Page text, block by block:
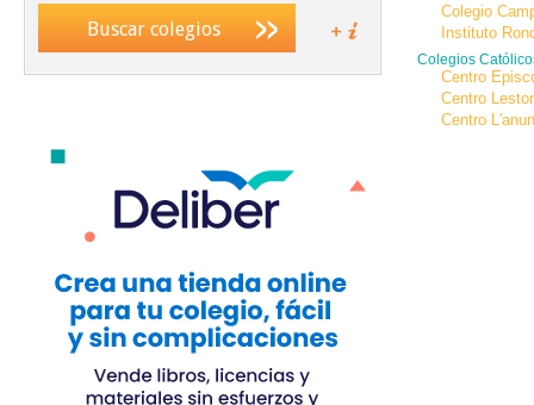
Buscar colegios
Colegio
Instituto
Colegios
Centro
Centro
Centro